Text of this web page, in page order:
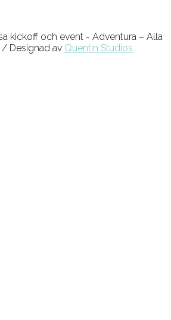
kickoff och event - Adventura – Alla
Designad av Quentin Studios